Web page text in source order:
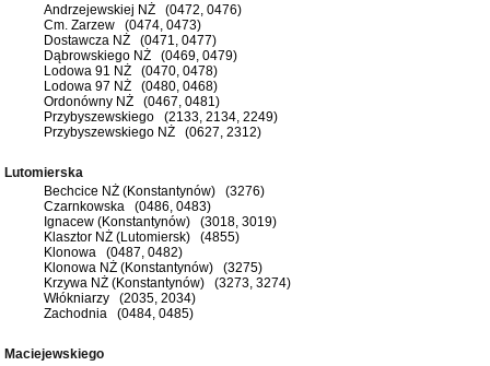
Andrzejewskiej NŻ (0472, 0476)
Cm. Zarzew (0474, 0473)
Dostawcza NŻ (0471, 0477)
Dąbrowskiego NŻ (0469, 0479)
Lodowa 91 NŻ (0470, 0478)
Lodowa 97 NŻ (0480, 0468)
Ordonówny NŻ (0467, 0481)
Przybyszewskiego (2133, 2134, 2249)
Przybyszewskiego NŻ (0627, 2312)
Lutomierska
Bechcice NŻ (Konstantynów) (3276)
Czarnkowska (0486, 0483)
Ignacew (Konstantynów) (3018, 3019)
Klasztor NŻ (Lutomiersk) (4855)
Klonowa (0487, 0482)
Klonowa NŻ (Konstantynów) (3275)
Krzywa NŻ (Konstantynów) (3273, 3274)
Włókniarzy (2035, 2034)
Zachodnia (0484, 0485)
Maciejewskiego